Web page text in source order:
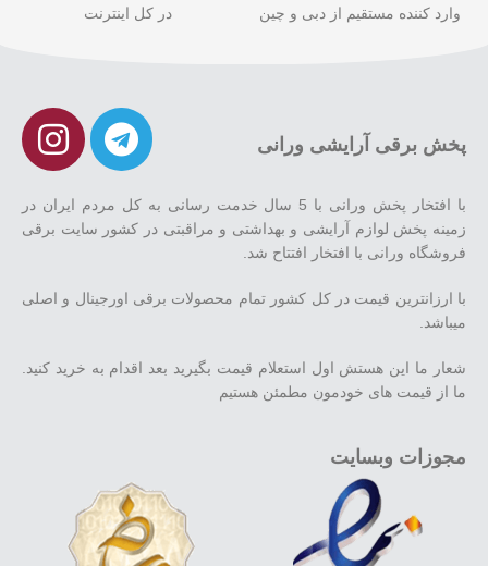
وارد کننده مستقیم از دبی و چین در کل اینترنت
پخش برقی آرایشی ورانی
با افتخار پخش ورانی با 5 سال خدمت رسانی به کل مردم ایران در
زمینه پخش لوازم آرایشی و بهداشتی و مراقبتی در کشور سایت برقی
فروشگاه ورانی با افتخار افتتاح شد.
با ارزانترین قیمت در کل کشور تمام محصولات برقی اورجینال و اصلی
میباشد.
شعار ما این هستش اول استعلام قیمت بگیرید بعد اقدام به خرید کنید.
ما از قیمت های خودمون مطمئن هستیم
مجوزات وبسایت